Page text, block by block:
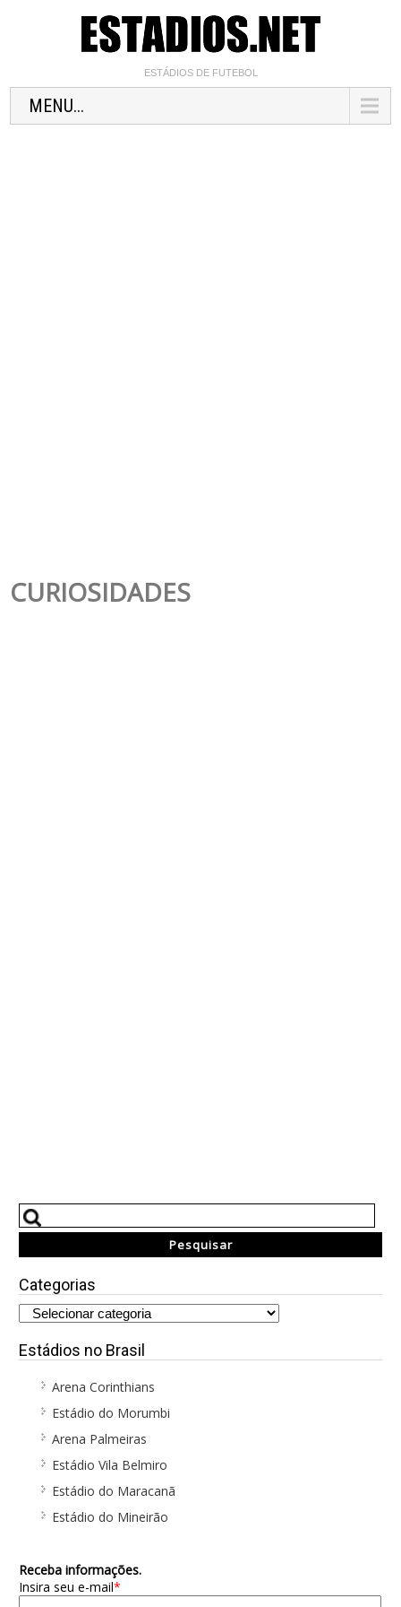
ESTÁDIOS DE FUTEBOL
MENU...
CURIOSIDADES
Categorias
Estádios no Brasil
Arena Corinthians
Estádio do Morumbi
Arena Palmeiras
Estádio Vila Belmiro
Estádio do Maracanã
Estádio do Mineirão
Receba informações.
Insira seu e-mail*